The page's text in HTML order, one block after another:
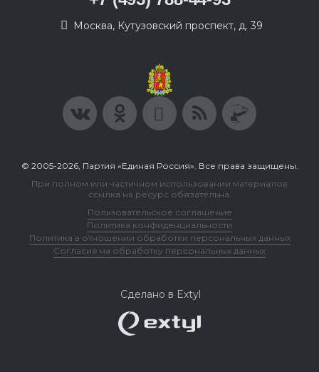
Москва, Кутузовский проспект, д. 39
© 2005-2026, Партия «Единая Россия». Все права защищены.
При полном или частичном использовании материалов
ссылка на ресурс обязательна.
Пользовательское соглашение
Политика конфиденциальности
Политика в отношении обработки персональных данных
Согласие на обработку персональных данных
Сделано в Extyl